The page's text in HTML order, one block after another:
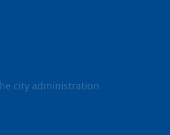
city administration